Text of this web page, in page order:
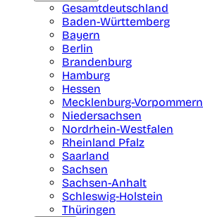
Gesamtdeutschland
Baden-Württemberg
Bayern
Berlin
Brandenburg
Hamburg
Hessen
Mecklenburg-Vorpommern
Niedersachsen
Nordrhein-Westfalen
Rheinland Pfalz
Saarland
Sachsen
Sachsen-Anhalt
Schleswig-Holstein
Thüringen